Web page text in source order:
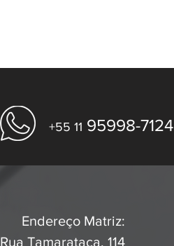
+55 11 95998-7124
Endereço Matriz:
Rua Tamarataca, 114